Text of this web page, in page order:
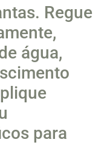
Regue
água,
para